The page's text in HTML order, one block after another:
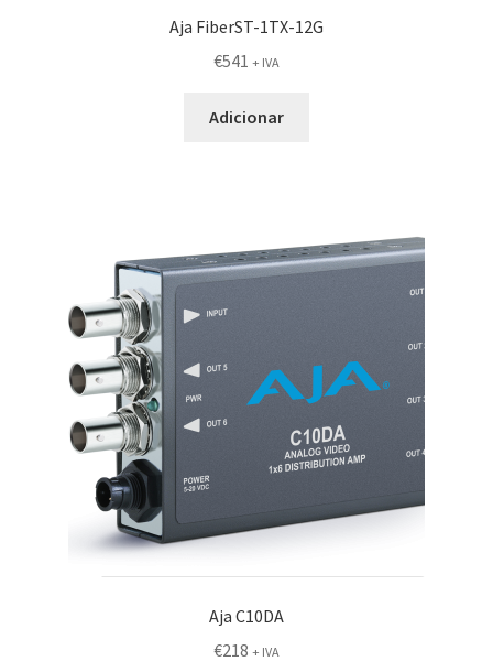
Aja FiberST-1TX-12G
€541 + IVA
Adicionar
Aja C10DA
€218 + IVA